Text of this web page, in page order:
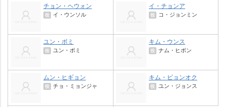
チョン・ヘウォン
役 イ・ウンソル
イ・チョンア
役 コ・ジョンミン
ユン・ボミ
役 ユン・ボミ
キム・ウンス
役 ナム・ヒボン
ムン・ヒギョン
役 チョ・ミョンジャ
キム・ビョンオク
役 ユン・ジョンス